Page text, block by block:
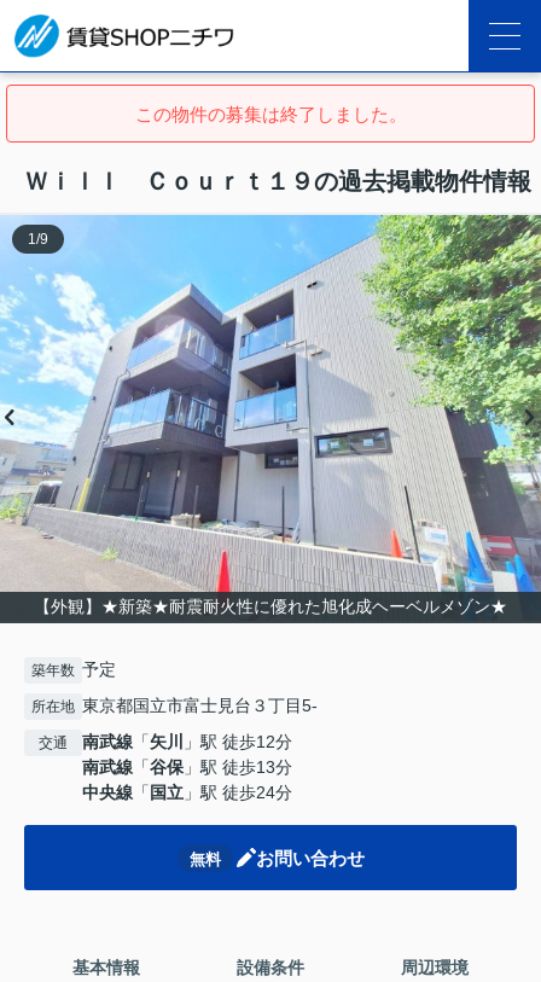
この物件の募集は終了しました。
Ｗｉｌｌ Ｃｏｕｒｔ１９の過去掲載物件情報
【外観】★新築★耐震耐火性に優れた旭化成ヘーベルメゾン★
1 /9
築年数 予定
所在地 東京都国立市富士見台３丁目5-
交通 南武線 「矢川
」駅 徒歩12分
南武線 「谷保 」駅 徒歩13分
中央線 「 国立 」駅 徒歩24分
無料 お問い合わせ
基本情報 設備条件 周辺環境